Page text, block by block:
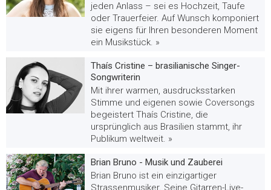
jeden Anlass – sei es Hochzeit, Taufe
oder Trauerfeier. Auf Wunsch komponiert
sie eigens für Ihren besonderen Moment
ein Musikstück. »
Thaís Cristine – brasilianische Singer-
Songwriterin
Mit ihrer warmen, ausdrucksstarken
Stimme und eigenen sowie Coversongs
begeistert Thaís Cristine, die
ursprünglich aus Brasilien stammt, ihr
Publikum weltweit. »
Brian Bruno - Musik und Zauberei
Brian Bruno ist ein einzigartiger
Strassenmusiker. Seine Gitarren-Live-